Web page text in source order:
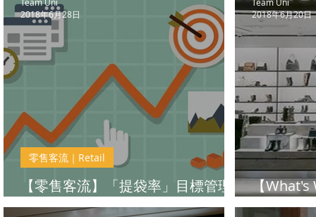
【零售客流】「提袋率」目標管理
的可行方法
零售客流｜Retail
2018年6月28日
【What's
客流解決
2018年6月20日